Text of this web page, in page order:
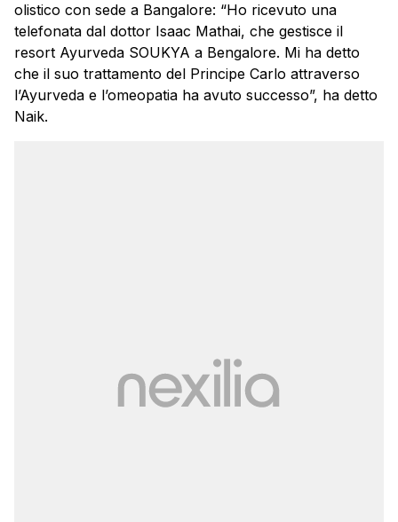
olistico con sede a Bangalore: “Ho ricevuto una
telefonata dal dottor Isaac Mathai, che gestisce il
resort Ayurveda SOUKYA a Bengalore. Mi ha detto
che il suo trattamento del Principe Carlo attraverso
l’Ayurveda e l’omeopatia ha avuto successo”, ha detto
Naik.